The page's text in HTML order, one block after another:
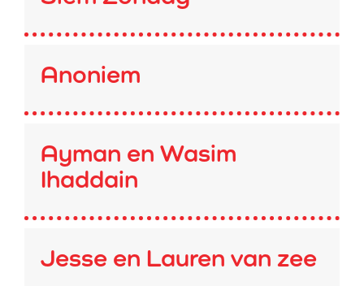
Anoniem
Ayman en Wasim
Ihaddain
Jesse en Lauren van zee